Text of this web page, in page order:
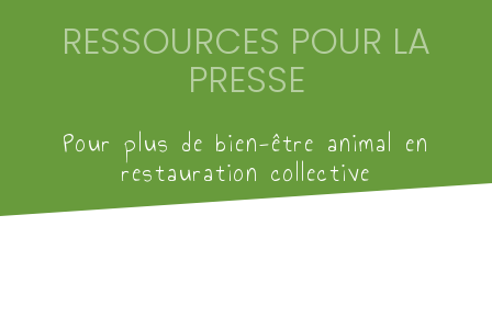
RESSOURCES POUR LA
PRESSE
Pour plus de bien-être animal en
restauration collective